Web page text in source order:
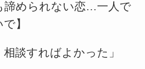
諦められない恋…一人で
】
相談すればよかった」